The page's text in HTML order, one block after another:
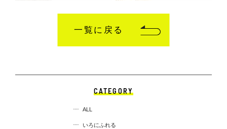
一覧に戻る
CATEGORY
ALL
いろにふれる